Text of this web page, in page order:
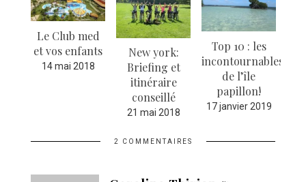
Le Club med
et vos enfants
14 mai 2018
New york:
Briefing et
itinéraire
conseillé
21 mai 2018
Top 10 : les
incontournables
de l’île
papillon!
17 janvier 2019
2 COMMENTAIRES